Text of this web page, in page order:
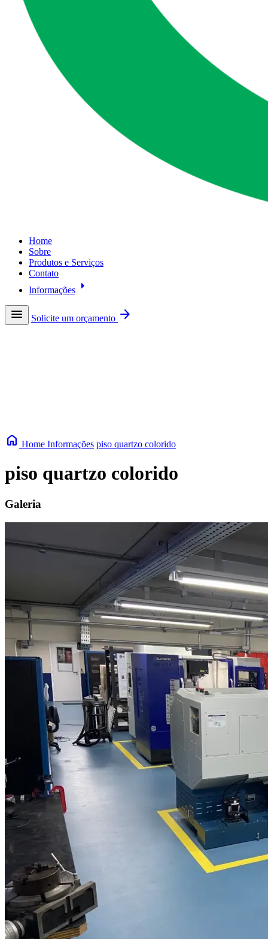
Home
Sobre
Produtos e Serviços
Contato
Informações arrow_right
menu
Solicite um orçamento arrow_forward
home Home Informações piso quartzo colorido
piso quartzo colorido
Galeria